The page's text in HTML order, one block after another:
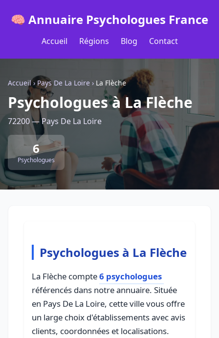
🧠 Annuaire Psychologues France
Accueil Régions Blog Contact
Accueil› Pays De La Loire › La Flèche
Psychologues à La Flèche
72200 — Pays De La Loire
6
Psychologues
Psychologues à La Flèche
La Flèche compte6 psychologues
référencés dans notre annuaire. Située
en Pays De La Loire, cette ville vous offre
un large choix d'établissements avec avis
clients, coordonnées et localisations.